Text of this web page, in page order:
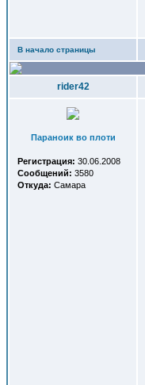
В начало страницы
rider42
Параноик во плоти
Регистрация: 30.06.2008
Сообщений: 3580
Откуда: Самара